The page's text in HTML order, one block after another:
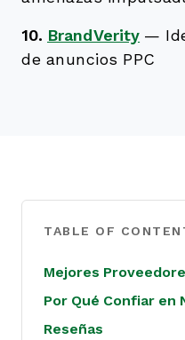
10. BrandVerity —
de anuncios PPC
TABLE OF
Mejores
Por Qué Confiar en
Reseñas